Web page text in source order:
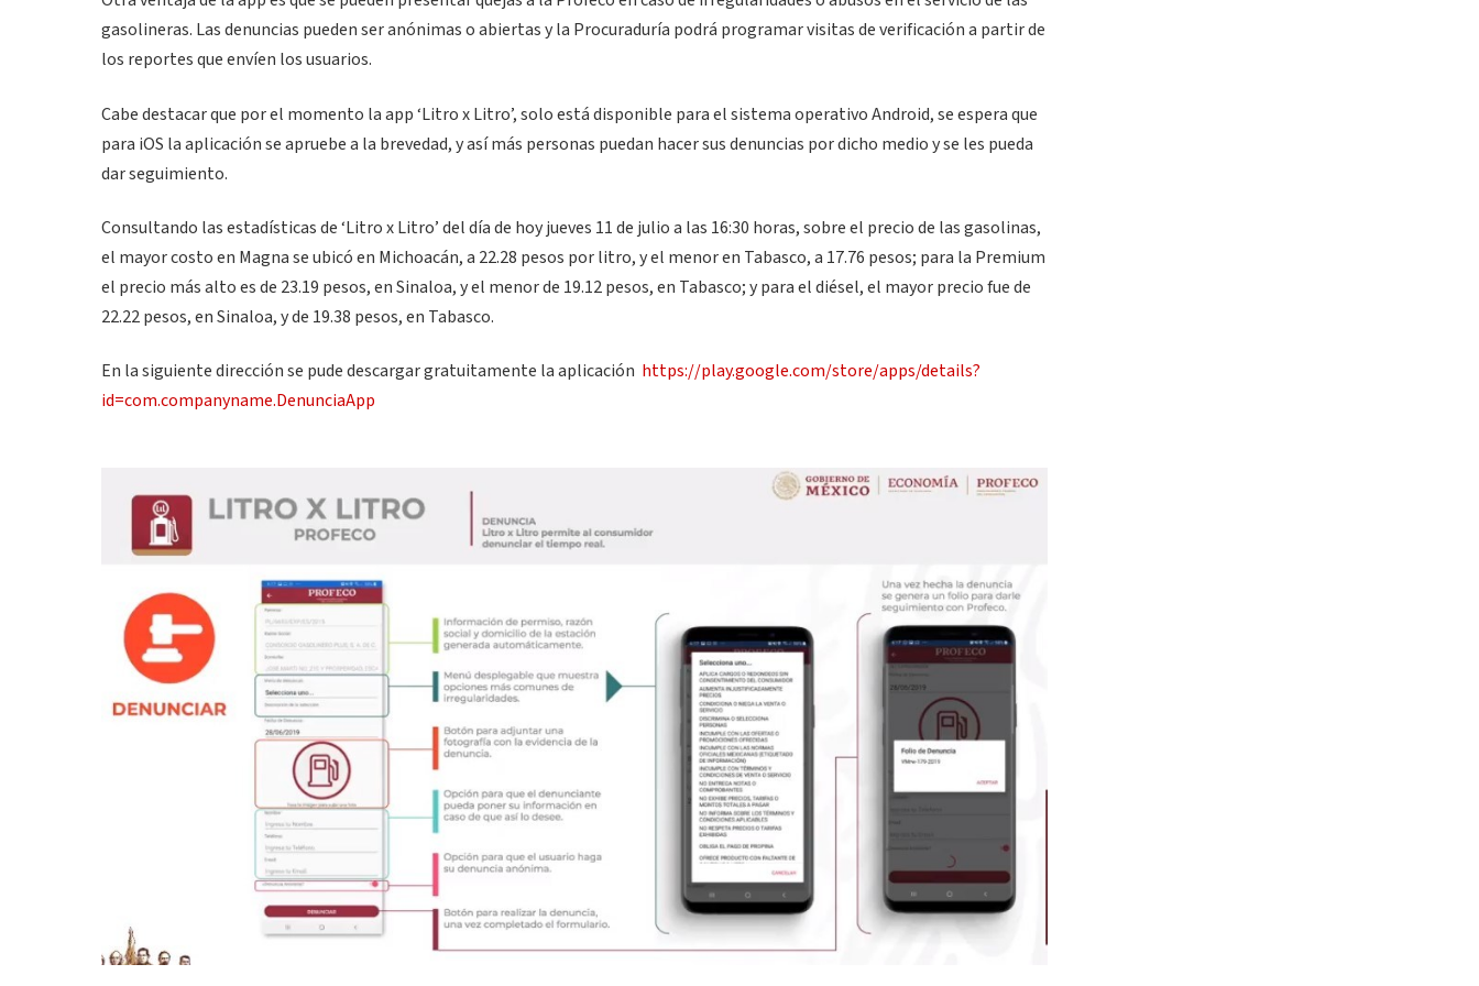
gasolineras. Las denuncias pueden ser anónimas o abiertas y la Procuraduría podrá programar visitas de verificación a partir de
los reportes que envíen los usuarios.
Cabe destacar que por el momento la app ‘Litro x Litro’, solo está disponible para el sistema operativo Android, se espera que
para iOS la aplicación se apruebe a la brevedad, y así más personas puedan hacer sus denuncias por dicho medio y se les pueda
dar seguimiento.
Consultando las estadísticas de ‘Litro x Litro’ del día de hoy jueves 11 de julio a las 16:30 horas, sobre el precio de las gasolinas,
el mayor costo en Magna se ubicó en Michoacán, a 22.28 pesos por litro, y el menor en Tabasco, a 17.76 pesos; para la Premium
el precio más alto es de 23.19 pesos, en Sinaloa, y el menor de 19.12 pesos, en Tabasco; y para el diésel, el mayor precio fue de
22.22 pesos, en Sinaloa, y de 19.38 pesos, en Tabasco.
En la siguiente dirección se pude descargar gratuitamente la aplicación https://play.google.com/store/apps/details?
id=com.companyname.DenunciaApp